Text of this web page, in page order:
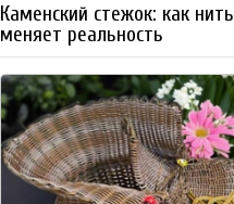
Каменский стежок: как нить
меняет реальность